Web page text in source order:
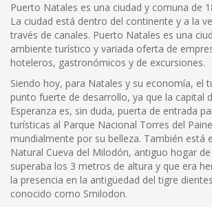
Puerto Natales es una ciudad y comuna de
La ciudad está dentro del continente y a la
través de canales. Puerto Natales es una
ambiente turístico y variada oferta de
hoteleros, gastronómicos y de excursiones.
Siendo hoy, para Natales y su economía, el
punto fuerte de desarrollo, ya que la capital
Esperanza es, sin duda, puerta de entrada
turísticas al Parque Nacional Torres del
mundialmente por su belleza. También está
Natural Cueva del Milodón, antiguo hogar
superaba los 3 metros de altura y que era
la presencia en la antigüedad del tigre
conocido como Smilodon.